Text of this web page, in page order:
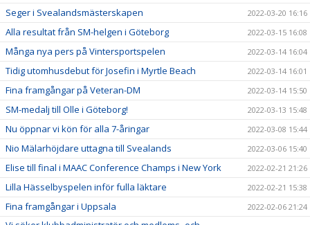
Seger i Svealandsmästerskapen 2022-03-20 16:16
Alla resultat från SM-helgen i Göteborg 2022-03-15 16:08
Många nya pers på Vintersportspelen 2022-03-14 16:04
Tidig utomhusdebut för Josefin i Myrtle Beach 2022-03-14 16:01
Fina framgångar på Veteran-DM 2022-03-14 15:50
SM-medalj till Olle i Göteborg! 2022-03-13 15:48
Nu öppnar vi kön för alla 7-åringar 2022-03-08 15:44
Nio Mälarhöjdare uttagna till Svealands 2022-03-06 15:40
Elise till final i MAAC Conference Champs i New York 2022-02-21 21:26
Lilla Hässelbyspelen inför fulla läktare 2022-02-21 15:38
Fina framgångar i Uppsala 2022-02-06 21:24